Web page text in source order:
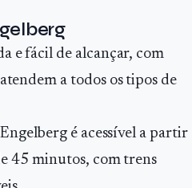
e fácil de alcançar, com
a todos os tipos de
Engelberg é acessível a partir
45 minutos, com trens